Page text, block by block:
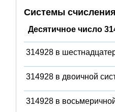
Системы
Десятичное число
314928 в
314928 в двоичной
314928 в